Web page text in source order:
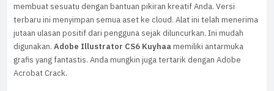
membuat sesuatu dengan bantuan pikiran kreatif Anda. Versi
terbaru ini menyimpan semua aset ke cloud. Alat ini telah menerima
jutaan ulasan positif dari pengguna sejak diluncurkan. Ini mudah
digunakan. Adobe Illustrator CS6 Kuyhaamemiliki antarmuka
grafis yang fantastis. Anda mungkin juga tertarik dengan Adobe
Acrobat Crack.